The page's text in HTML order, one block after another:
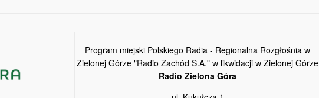
Program miejski Polskiego Radia - Regionalna Rozgłośnia w
Zielonej Górze "Radio Zachód S.A." w likwidacji w Zielonej Górze
Radio Zielona Góra